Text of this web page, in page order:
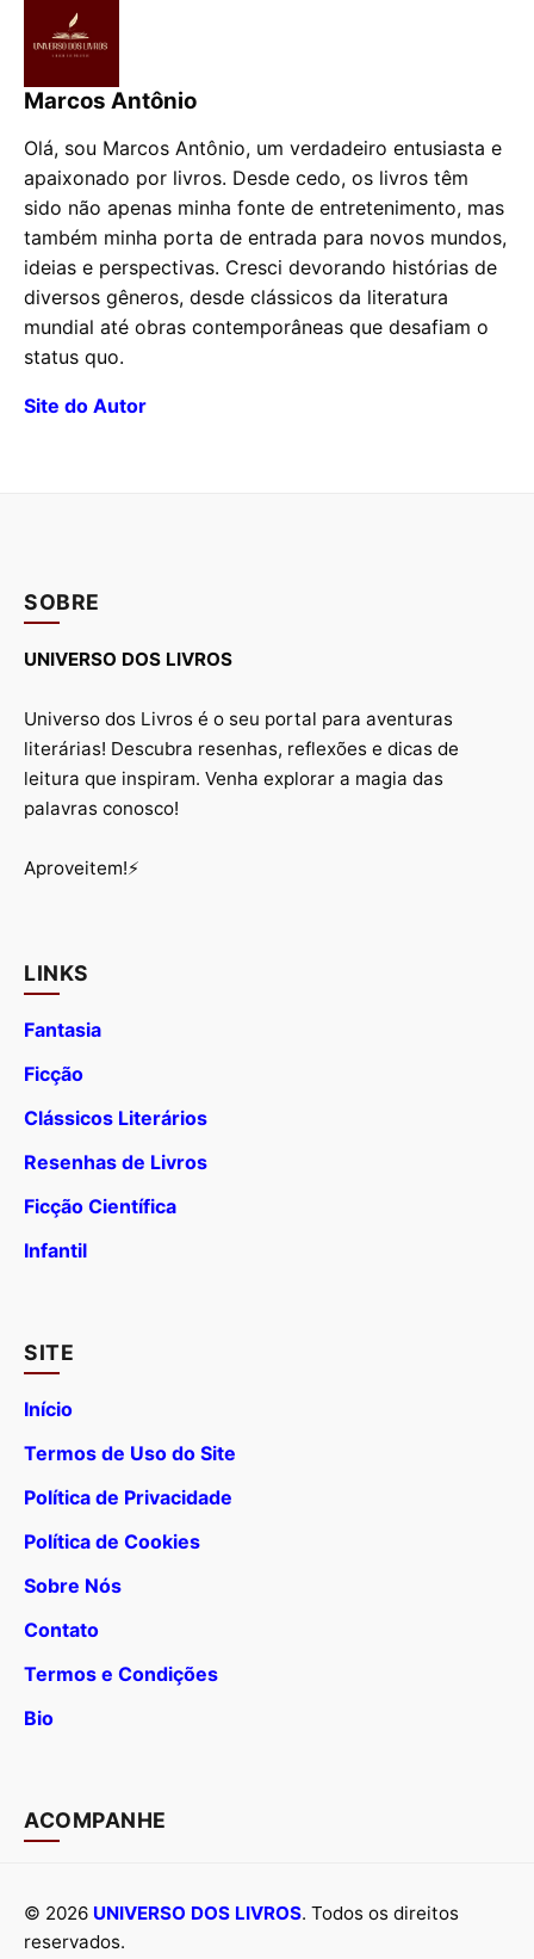
Marcos Antônio
Olá, sou Marcos Antônio, um verdadeiro entusiasta e
apaixonado por livros. Desde cedo, os livros têm
sido não apenas minha fonte de entretenimento, mas
também minha porta de entrada para novos mundos,
ideias e perspectivas. Cresci devorando histórias de
diversos gêneros, desde clássicos da literatura
mundial até obras contemporâneas que desafiam o
status quo.
Site do Autor
SOBRE
UNIVERSO DOS LIVROS
Universo dos Livros é o seu portal para aventuras
literárias! Descubra resenhas, reflexões e dicas de
leitura que inspiram. Venha explorar a magia das
palavras conosco!
Aproveitem!⚡
LINKS
Fantasia
Ficção
Clássicos Literários
Resenhas de Livros
Ficção Científica
Infantil
SITE
Início
Termos de Uso do Site
Política de Privacidade
Política de Cookies
Sobre Nós
Contato
Termos e Condições
Bio
ACOMPANHE
© 2026 UNIVERSO DOS LIVROS. Todos os direitos
reservados.